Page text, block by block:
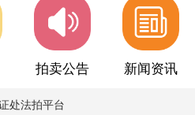
拍卖公告
新闻资讯
处法拍平台
处法拍平台
处法拍平台